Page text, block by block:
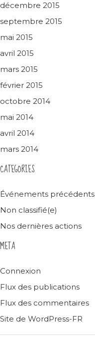
décembre 2015
septembre 2015
mai 2015
avril 2015
mars 2015
février 2015
octobre 2014
mai 2014
avril 2014
mars 2014
CATEGORIES
Événements précédents
Non classifié(e)
Nos dernières actions
META
Connexion
Flux des publications
Flux des commentaires
Site de WordPress-FR